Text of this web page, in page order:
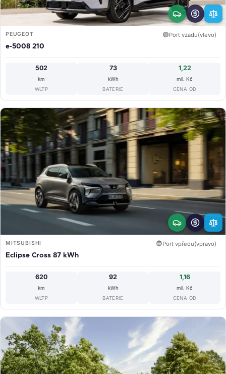
PEUGEOT 🟢Port vzadu(vlevo)
e-5008 210
502
km
WLTP
73
kWh
BATERIE
1,22
mil. Kč
CENA OD
MITSUBISHI 🔵Port vpředu(vpravo)
Eclipse Cross 87 kWh
620
km
WLTP
92
kWh
BATERIE
1,16
mil. Kč
CENA OD